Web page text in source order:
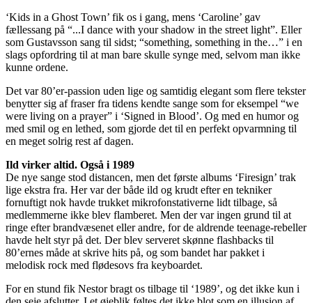
‘Kids in a Ghost Town’ fik os i gang, mens ‘Caroline’ gav
fællessang på “...I dance with your shadow in the street light”. Eller
som Gustavsson sang til sidst; “something, something in the…” i en
slags opfordring til at man bare skulle synge med, selvom man ikke
kunne ordene.
Det var 80’er-passion uden lige og samtidig elegant som flere tekster
benytter sig af fraser fra tidens kendte sange som for eksempel “we
were living on a prayer” i ‘Signed in Blood’. Og med en humor og
med smil og en lethed, som gjorde det til en perfekt opvarmning til
en meget solrig rest af dagen.
Ild virker altid. Også i 1989
De nye sange stod distancen, men det første albums ‘Firesign’ trak
lige ekstra fra. Her var der både ild og krudt efter en tekniker
fornuftigt nok havde trukket mikrofonstativerne lidt tilbage, så
medlemmerne ikke blev flamberet. Men der var ingen grund til at
ringe efter brandvæsenet eller andre, for de aldrende teenage-rebeller
havde helt styr på det. Der blev serveret skønne flashbacks til
80’ernes måde at skrive hits på, og som bandet har pakket i
melodisk rock med flødesovs fra keyboardet.
For en stund fik Nestor bragt os tilbage til ‘1989’, og det ikke kun i